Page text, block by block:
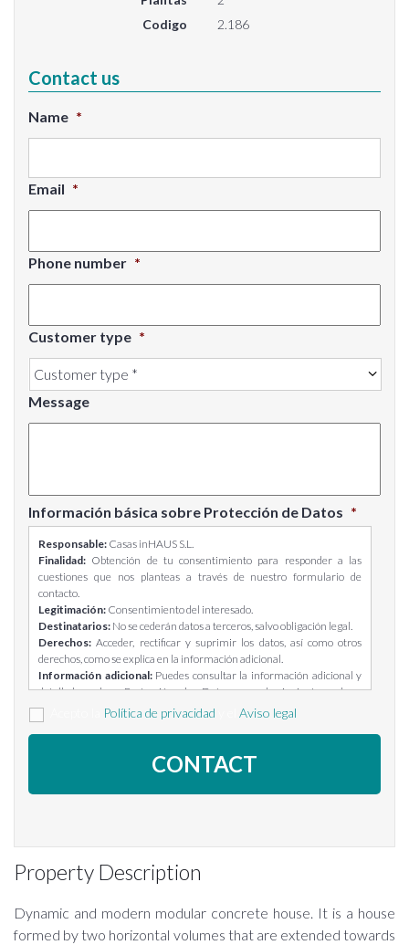
Codigo
2.186
Contact us
Name *
Email *
Phone number *
Customer type *
Message
Información básica sobre Protección de Datos *
Responsable: Casas inHAUS S.L.
Finalidad: Obtención de tu consentimiento para responder a las
cuestiones que nos planteas a través de nuestro formulario de
contacto.
Legitimación: Consentimiento del interesado.
Destinatarios: No se cederán datos a terceros, salvo obligación legal.
Derechos:Acceder, rectificar y suprimir los datos, así como otros
derechos, como se explica en la información adicional.
Información adicional:Puedes consultar la información adicional y
detallada sobre Protección de Datos en el siguiente enlace:
https://casasinhaus.com/ley-de-proteccion-de-datos/
Política de privacidad Aviso legal
Property Description
Dynamic and modern modular concrete house. It is a house
formed by two horizontal volumes that are extended towards